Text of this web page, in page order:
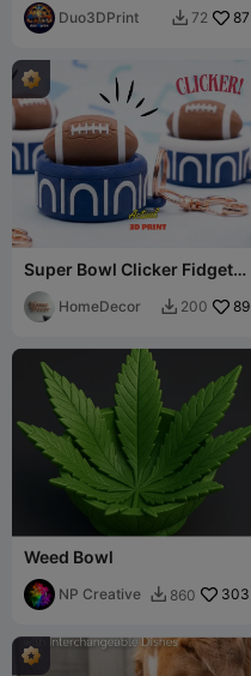
Duo3DPrint  72 87
Super Bowl Clicker Fidget
en Sleutelhanger
HomeDecor  200 89
Weed Bowl
NP Creative  860 303